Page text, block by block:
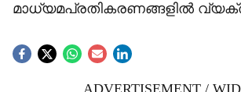
മാധ്യമപ്രതികരണങ്ങളില്‍
ADVERTISEMENT /